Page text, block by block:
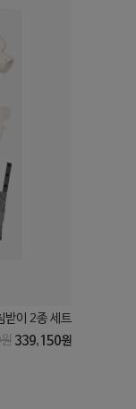
받이 2종 세트
339,150원